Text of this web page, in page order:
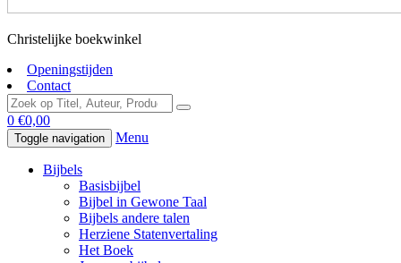
Christelijke boekwinkel
Openingstijden
Contact
0 €0,00
Toggle navigation Menu
Bijbels
Basisbijbel
Bijbel in Gewone Taal
Bijbels andere talen
Herziene Statenvertaling
Het Boek